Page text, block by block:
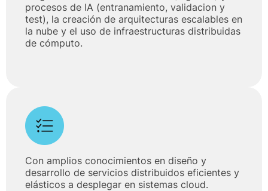
procesos de IA (entranamiento, validacion y
test), la creación de arquitecturas escalables en
la nube y el uso de infraestructuras distribuidas
de cómputo.
Con amplios conocimientos en diseño y
desarrollo de servicios distribuidos eficientes y
elásticos a desplegar en sistemas cloud.